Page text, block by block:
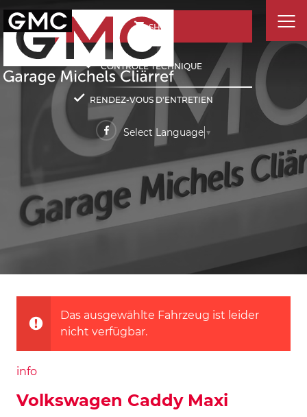
SHOP
CONTRÔLE TECHNIQUE
RENDEZ-VOUS D'ENTRETIEN
Select Language ▼
Das ausgewählte Fahrzeug ist leider
nicht verfügbar.
info
Volkswagen Caddy Maxi